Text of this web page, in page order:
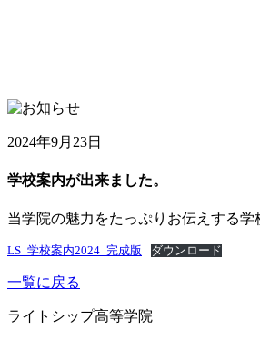
2024年9月23日
学校案内が出来ました。
当学院の魅力をたっぷりお伝えする学
LS_学校案内2024_完成版 ダウンロード
一覧に戻る
ライトシップ高等学院